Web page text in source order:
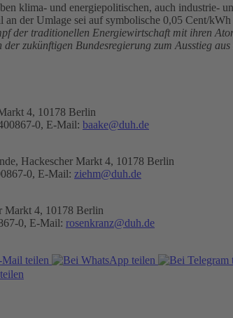
klima- und energiepolitischen, auch industrie-
der Umlage sei auf symbolische 0,05 Cent/
der traditionellen Energiewirtschaft mit ihren
zukünftigen Bundesregierung zum Ausstieg
4, 10178 Berlin
0, E-Mail: baake@duh.de
Hackescher Markt 4, 10178 Berlin
0, E-Mail: ziehm@duh.de
Markt 4, 10178 Berlin
0, E-Mail: rosenkranz@duh.de